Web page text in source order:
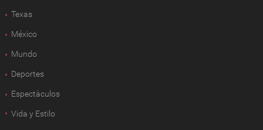
Texas
México
Mundo
Deportes
Espectàculos
Vida y Estilo